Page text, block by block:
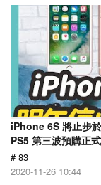
iPhone 6S 將止步
PS5 第三波預購正
# 83
2020-11-26 10:44